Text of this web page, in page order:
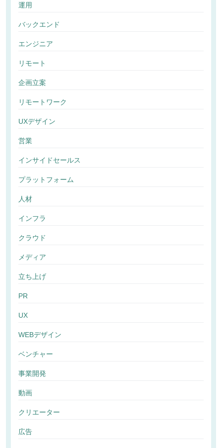
運用
バックエンド
エンジニア
リモート
企画立案
リモートワーク
UXデザイン
営業
インサイドセールス
プラットフォーム
人材
インフラ
クラウド
メディア
立ち上げ
PR
UX
WEBデザイン
ベンチャー
事業開発
動画
クリエーター
広告